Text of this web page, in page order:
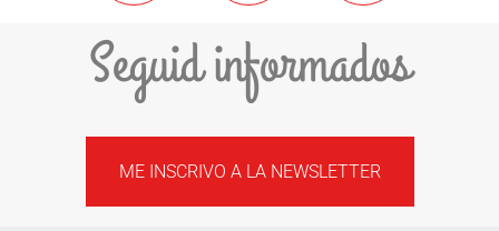
Seguid informados
ME INSCRIVO A LA NEWSLETTER